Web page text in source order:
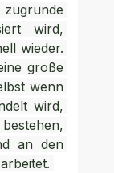
wird,
wieder.
große
wenn
wird,
an den